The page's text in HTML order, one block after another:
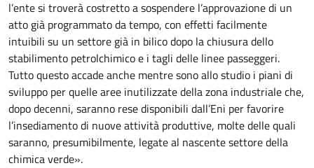
l’ente si troverà costretto a sospendere l’approvazione di un
atto già programmato da tempo, con effetti facilmente
intuibili su un settore già in bilico dopo la chiusura dello
stabilimento petrolchimico e i tagli delle linee passeggeri.
Tutto questo accade anche mentre sono allo studio i piani di
sviluppo per quelle aree inutilizzate della zona industriale che,
dopo decenni, saranno rese disponibili dall’Eni per favorire
l’insediamento di nuove attività produttive, molte delle quali
saranno, presumibilmente, legate al nascente settore della
chimica verde».